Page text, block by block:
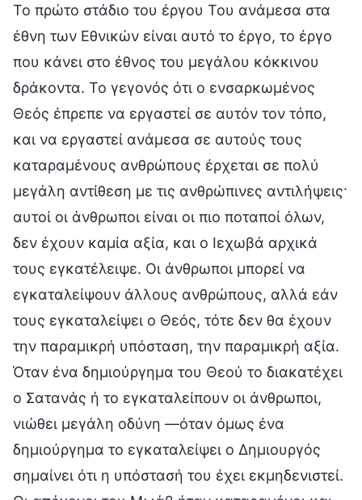
Το πρώτο στάδιο του έργου Του ανάμεσα στα
έθνη των Εθνικών είναι αυτό το έργο, το έργο
που κάνει στο έθνος του μεγάλου κόκκινου
δράκοντα. Το γεγονός ότι ο ενσαρκωμένος
Θεός έπρεπε να εργαστεί σε αυτόν τον τόπο,
και να εργαστεί ανάμεσα σε αυτούς τους
καταραμένους ανθρώπους έρχεται σε πολύ
μεγάλη αντίθεση με τις ανθρώπινες αντιλήψεις·
αυτοί οι άνθρωποι είναι οι πιο ποταποί όλων,
δεν έχουν καμία αξία, και ο Ιεχωβά αρχικά
τους εγκατέλειψε. Οι άνθρωποι μπορεί να
εγκαταλείψουν άλλους ανθρώπους, αλλά εάν
τους εγκαταλείψει ο Θεός, τότε δεν θα έχουν
την παραμικρή υπόσταση, την παραμικρή αξία.
Όταν ένα δημιούργημα του Θεού το διακατέχει
ο Σατανάς ή το εγκαταλείπουν οι άνθρωποι,
νιώθει μεγάλη οδύνη —όταν όμως ένα
δημιούργημα το εγκαταλείψει ο Δημιουργός
σημαίνει ότι η υπόστασή του έχει εκμηδενιστεί.